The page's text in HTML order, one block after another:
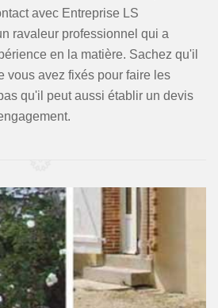
avec Entreprise LS
ravaleur professionnel qui a
en la matière. Sachez qu'il
vous avez fixés pour faire les
qu'il peut aussi établir un devis